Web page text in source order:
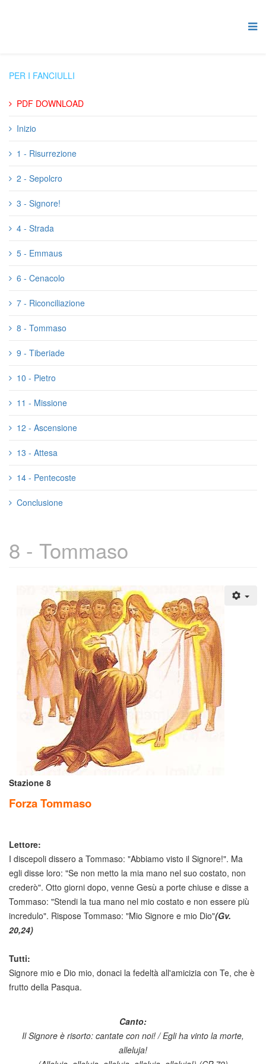
PER I FANCIULLI
PDF DOWNLOAD
Inizio
1 - Risurrezione
2 - Sepolcro
3 - Signore!
4 - Strada
5 - Emmaus
6 - Cenacolo
7 - Riconciliazione
8 - Tommaso
9 - Tiberiade
10 - Pietro
11 - Missione
12 - Ascensione
13 - Attesa
14 - Pentecoste
Conclusione
8 - Tommaso
Stazione 8
Forza Tommaso
Lettore:
I discepoli dissero a Tommaso: "Abbiamo visto il Signore!". Ma
egli disse loro: "Se non metto la mia mano nel suo costato, non
crederò". Otto giorni dopo, venne Gesù a porte chiuse e disse a
Tommaso: "Stendi la tua mano nel mio costato e non essere più
incredulo". Rispose Tommaso: "Mio Signore e mio Dio"(Gv.
20,24)
Tutti:
Signore mio e Dio mio, donaci la fedeltà all'amicizia con Te, che è
frutto della Pasqua.
Canto:
Il Signore è risorto: cantate con noi! / Egli ha vinto la morte,
alleluja!